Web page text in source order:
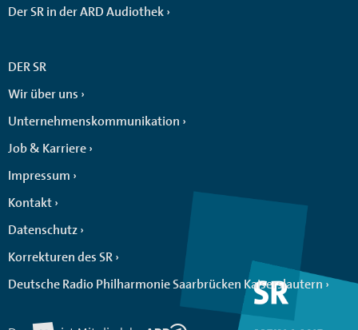
Der SR in der ARD Audiothek
DER SR
Wir über uns
Unternehmenskommunikation
Job & Karriere
Impressum
Kontakt
Datenschutz
Korrekturen des SR
Deutsche Radio Philharmonie Saarbrücken Kaiserslautern